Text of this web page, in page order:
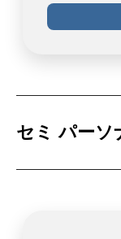
セミ パーソ